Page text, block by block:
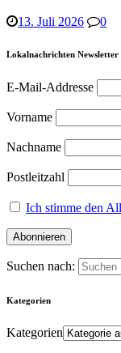
13. Juli 2026 0
Lokalnachrichten Newsletter
E-Mail-Addresse
Vorname
Nachname
Postleitzahl
Ich stimme den
Suchen nach:
Kategorien
Kategorien